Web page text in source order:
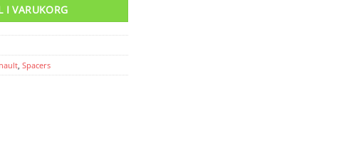
I VARUKORG
, Spacers